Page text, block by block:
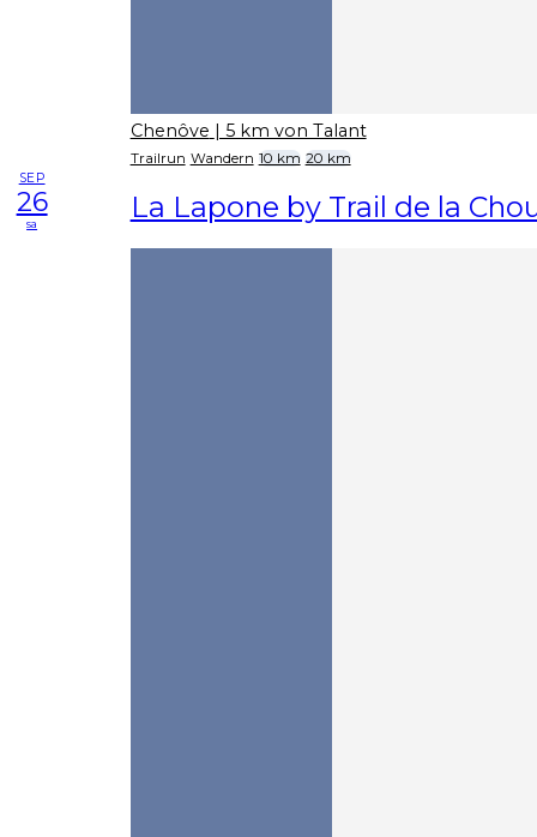
Chenôve | 5 km von Talant
Trailrun Wandern 10 km 20 km
SEP
26
sa La Lapone by Trail de la